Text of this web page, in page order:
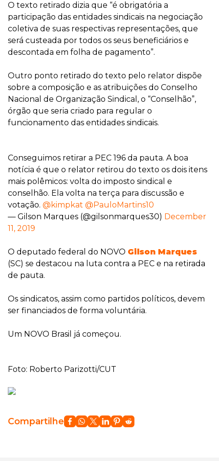
O texto retirado dizia que “é obrigatória a
participação das entidades sindicais na negociação
coletiva de suas respectivas representações, que
será custeada por todos os seus beneficiários e
descontada em folha de pagamento”.
Outro ponto retirado do texto pelo relator dispõe
sobre a composição e as atribuições do Conselho
Nacional de Organização Sindical, o “Conselhão”,
órgão que seria criado para regular o
funcionamento das entidades sindicais.
Conseguimos retirar a PEC 196 da pauta. A boa
notícia é que o relator retirou do texto os dois itens
mais polêmicos: volta do imposto sindical e
conselhão. Ela volta na terça para discussão e
votação. @kimpkat @PauloMartins10
— Gilson Marques (@gilsonmarques30) December
11, 2019
O deputado federal do NOVO Gilson Marques
(SC) se destacou na luta contra a PEC e na retirada
de pauta.
Os sindicatos, assim como partidos políticos, devem
ser financiados de forma voluntária.
Um NOVO Brasil já começou.
Foto: Roberto Parizotti/CUT
Compartilhe